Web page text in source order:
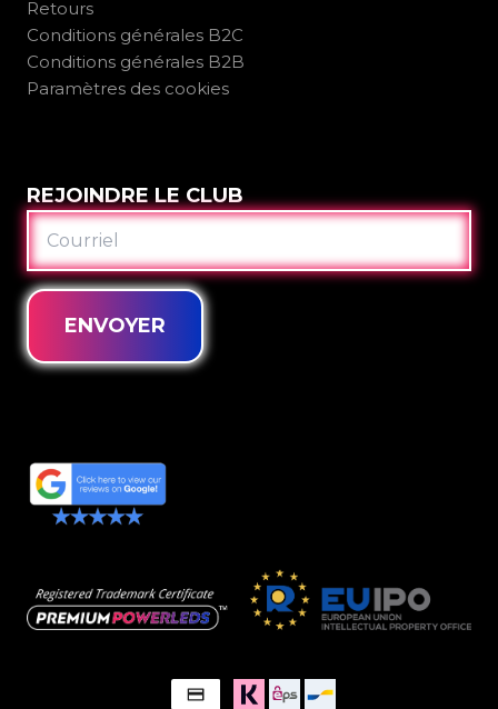
Retours
Conditions générales B2C
Conditions générales B2B
Paramètres des cookies
REJOINDRE LE CLUB
COURRIEL
ENVOYER